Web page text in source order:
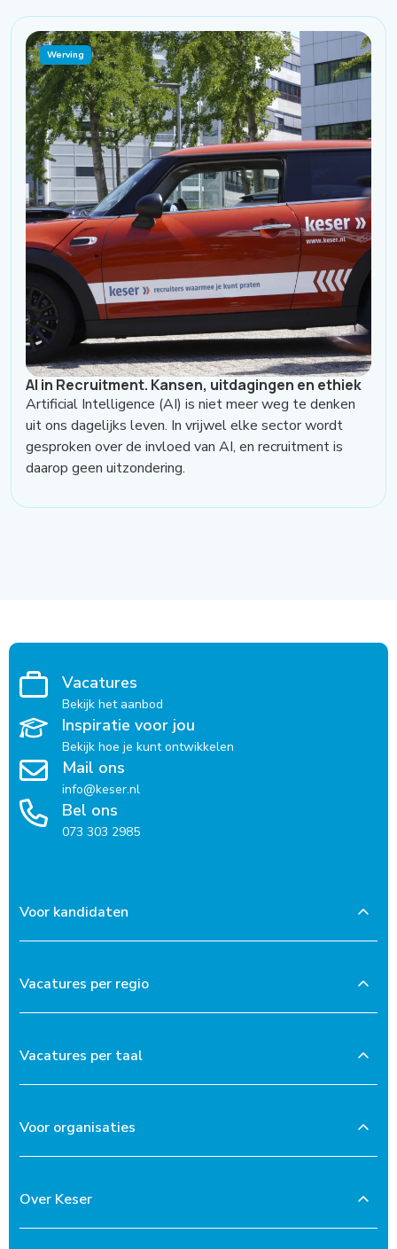
Werving
AI in Recruitment. Kansen, uitdagingen en ethiek
Artificial Intelligence (AI) is niet meer weg te denken
uit ons dagelijks leven. In vrijwel elke sector wordt
gesproken over de invloed van AI, en recruitment is
daarop geen uitzondering.
Vacatures
Bekijk het aanbod
Inspiratie voor jou
Bekijk hoe je kunt ontwikkelen
Mail ons
info@keser.nl
Bel ons
073 303 2985
Voor kandidaten
Vacatures per regio
Vacatures per taal
Voor organisaties
Over Keser